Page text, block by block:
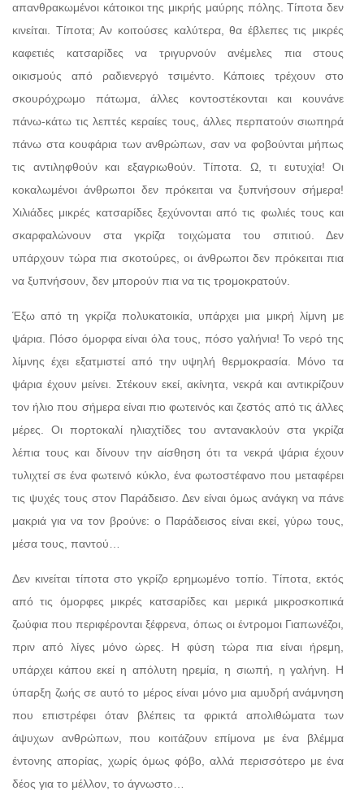
απανθρακωμένοι κάτοικοι της μικρής μαύρης πόλης. Τίποτα δεν
κινείται. Τίποτα; Αν κοιτούσες καλύτερα, θα έβλεπες τις μικρές
καφετιές κατσαρίδες να τριγυρνούν ανέμελες πια στους
οικισμούς από ραδιενεργό τσιμέντο. Κάποιες τρέχουν στο
σκουρόχρωμο πάτωμα, άλλες κοντοστέκονται και κουνάνε
πάνω-κάτω τις λεπτές κεραίες τους, άλλες περπατούν σιωπηρά
πάνω στα κουφάρια των ανθρώπων, σαν να φοβούνται μήπως
τις αντιληφθούν και εξαγριωθούν. Τίποτα. Ω, τι ευτυχία! Οι
κοκαλωμένοι άνθρωποι δεν πρόκειται να ξυπνήσουν σήμερα!
Χιλιάδες μικρές κατσαρίδες ξεχύνονται από τις φωλιές τους και
σκαρφαλώνουν στα γκρίζα τοιχώματα του σπιτιού. Δεν
υπάρχουν τώρα πια σκοτούρες, οι άνθρωποι δεν πρόκειται πια
να ξυπνήσουν, δεν μπορούν πια να τις τρομοκρατούν.
Έξω από τη γκρίζα πολυκατοικία, υπάρχει μια μικρή λίμνη με
ψάρια. Πόσο όμορφα είναι όλα τους, πόσο γαλήνια! Το νερό της
λίμνης έχει εξατμιστεί από την υψηλή θερμοκρασία. Μόνο τα
ψάρια έχουν μείνει. Στέκουν εκεί, ακίνητα, νεκρά και αντικρίζουν
τον ήλιο που σήμερα είναι πιο φωτεινός και ζεστός από τις άλλες
μέρες. Οι πορτοκαλί ηλιαχτίδες του αντανακλούν στα γκρίζα
λέπια τους και δίνουν την αίσθηση ότι τα νεκρά ψάρια έχουν
τυλιχτεί σε ένα φωτεινό κύκλο, ένα φωτοστέφανο που μεταφέρει
τις ψυχές τους στον Παράδεισο. Δεν είναι όμως ανάγκη να πάνε
μακριά για να τον βρούνε: ο Παράδεισος είναι εκεί, γύρω τους,
μέσα τους, παντού…
Δεν κινείται τίποτα στο γκρίζο ερημωμένο τοπίο. Τίποτα, εκτός
από τις όμορφες μικρές κατσαρίδες και μερικά μικροσκοπικά
ζωύφια που περιφέρονται ξέφρενα, όπως οι έντρομοι Γιαπωνέζοι,
πριν από λίγες μόνο ώρες. Η φύση τώρα πια είναι ήρεμη,
υπάρχει κάπου εκεί η απόλυτη ηρεμία, η σιωπή, η γαλήνη. Η
ύπαρξη ζωής σε αυτό το μέρος είναι μόνο μια αμυδρή ανάμνηση
που επιστρέφει όταν βλέπεις τα φρικτά απολιθώματα των
άψυχων ανθρώπων, που κοιτάζουν επίμονα με ένα βλέμμα
έντονης απορίας, χωρίς όμως φόβο, αλλά περισσότερο με ένα
δέος για το μέλλον, το άγνωστο…